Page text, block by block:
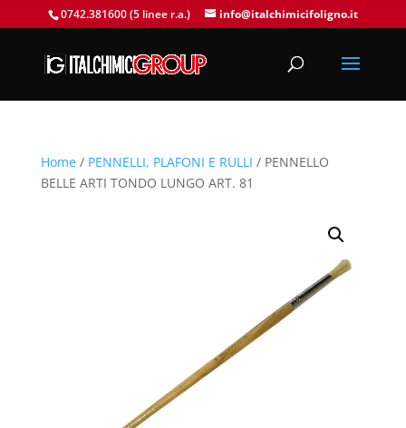
0742.381600 (5 linee r.a.) info@italchimicifoligno.it
Home/ PENNELLI, PLAFONI E RULLI / PENNELLO
BELLE ARTI TONDO LUNGO ART. 81